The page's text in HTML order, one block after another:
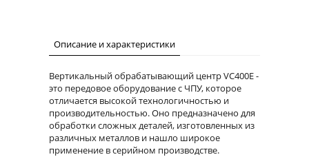
Описание и характеристики
Вертикальный обрабатывающий центр VC400E -
это передовое оборудование с ЧПУ, которое
отличается высокой технологичностью и
производительностью. Оно предназначено для
обработки сложных деталей, изготовленных из
различных металлов и нашло широкое
применение в серийном производстве.